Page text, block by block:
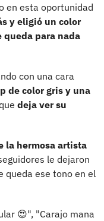
en esta oportunidad
y eligió un color
queda para nada
con una cara
de color gris y una
deja ver su
la hermosa artista
le dejaron
queda ese tono en el
😍", "Carajo mana